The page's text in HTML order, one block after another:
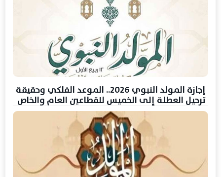
إجازة المولد النبوي 2026.. الموعد الفلكي وحقيقة
ترحيل العطلة إلى الخميس للقطاعين العام والخاص